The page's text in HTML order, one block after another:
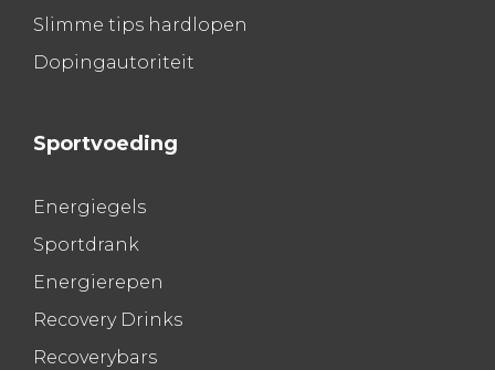
Slimme tips hardlopen
Dopingautoriteit
Sportvoeding
Energiegels
Sportdrank
Energierepen
Recovery Drinks
Recoverybars